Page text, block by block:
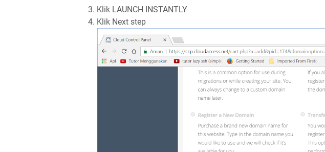
3. Klik LAUNCH INSTANTLY
4. Klik Next step